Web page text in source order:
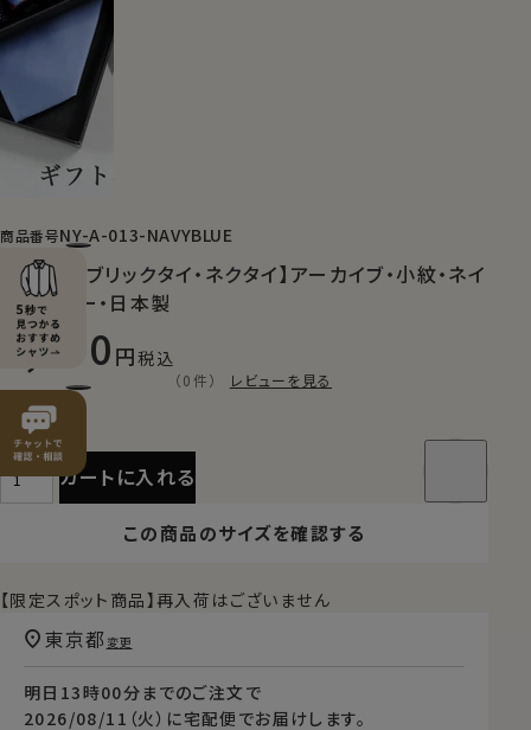
商品番号NY-A-013-NAVYBLUE
【山梨ファブリックタイ・ネクタイ】アーカイブ・小紋・ネイ
ビーブルー・日本製
7,150 税込
（0件） レビューを見る
カートに入れる
この商品のサイズを確認する
【限定スポット商品】再入荷はございません
明日 13時00分 までのご注文で
2026/08/11（火） に宅配便 でお届けします。
東京都 変更